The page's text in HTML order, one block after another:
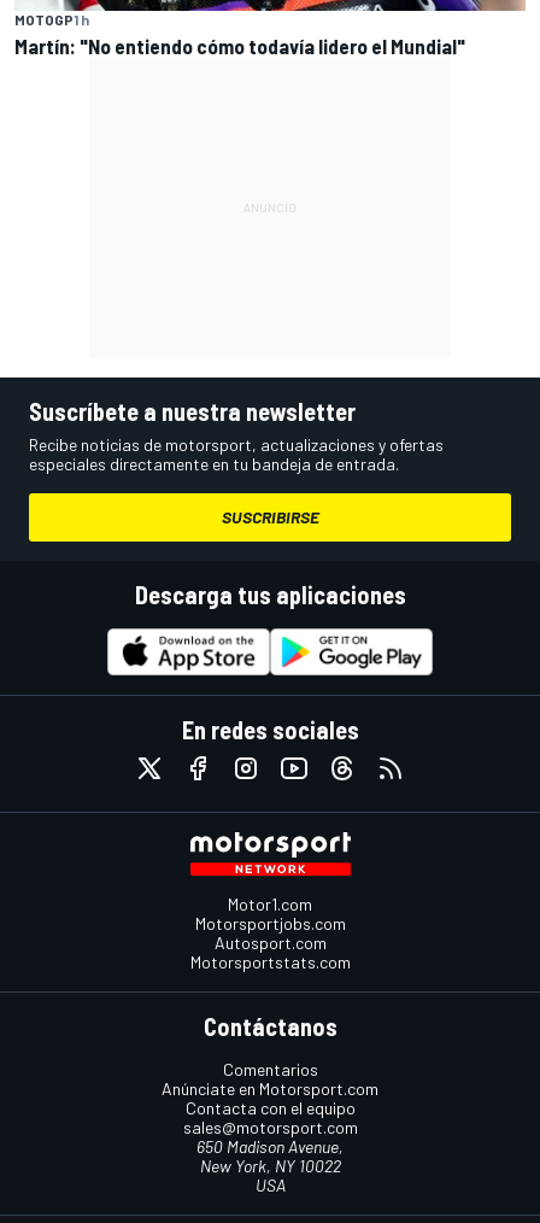
MOTOGP1 h
Martín: "No entiendo cómo todavía lidero el Mundial"
Suscríbete a nuestra newsletter
Recibe noticias de motorsport, actualizaciones y ofertas
especiales directamente en tu bandeja de entrada.
SUSCRIBIRSE
Descarga tus aplicaciones
En redes sociales
Motor1.com
Motorsportjobs.com
Autosport.com
Motorsportstats.com
Contáctanos
Comentarios
Anúnciate en Motorsport.com
Contacta con el equipo
sales@motorsport.com
650 Madison Avenue,
New York, NY 10022
USA